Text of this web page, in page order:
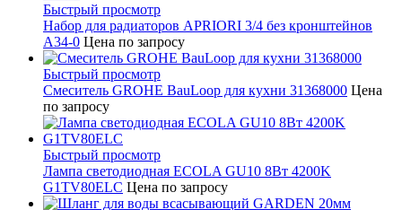
Быстрый просмотр
Набор для радиаторов APRIORI 3/4 без кронштейнов
A34-0 Цена по запросу
Быстрый просмотр
Смеситель GROHE BauLoop для кухни 31368000 Цена
по запросу
Быстрый просмотр
Лампа светодиодная ECOLA GU10 8Вт 4200K
G1TV80ELC Цена по запросу